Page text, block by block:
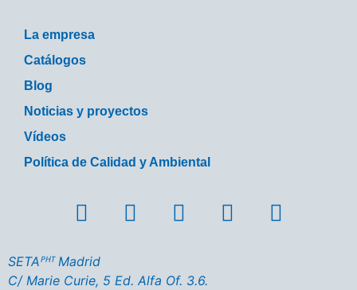
La empresa
Catálogos
Blog
Noticias y proyectos
Vídeos
Política de Calidad y Ambiental
SETAᴾᴴᵀ Madrid
C/ Marie Curie, 5 Ed. Alfa Of. 3.6.